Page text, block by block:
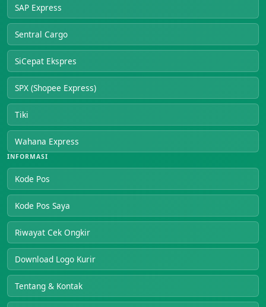
SAP Express
Sentral Cargo
SiCepat Ekspres
SPX (Shopee Express)
Tiki
Wahana Express
INFORMASI
Kode Pos
Kode Pos Saya
Riwayat Cek Ongkir
Download Logo Kurir
Tentang & Kontak